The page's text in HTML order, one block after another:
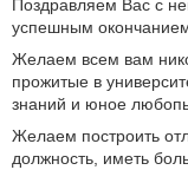
Поздравляем Вас с
успешным
Желаем всем вам
прожитые в
знаний и юное
Желаем построить
должность, иметь